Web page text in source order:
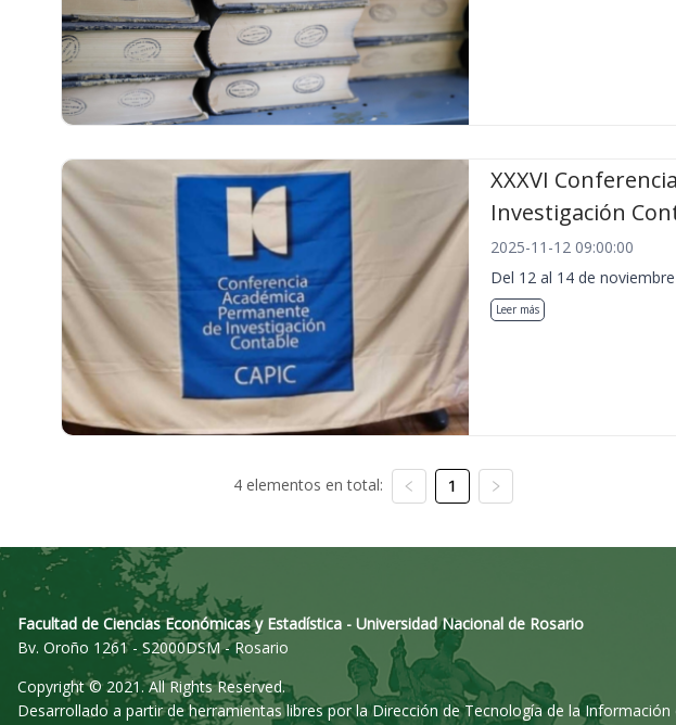
XXXVI
Investigación
2025-11-12 09:00:00
Del 12 al 14 de
Leer más
4 elementos en total: 1
Facultad de Ciencias Económicas y Estadística - Universidad Nacional de Rosario
Bv. Oroño 1261 - S2000DSM - Rosario
Copyright © 2021. All Rights Reserved.
Desarrollado a partir de herramientas libres por la Dirección de Tecnología de la Información